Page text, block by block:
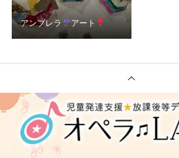
アンブレラ アート